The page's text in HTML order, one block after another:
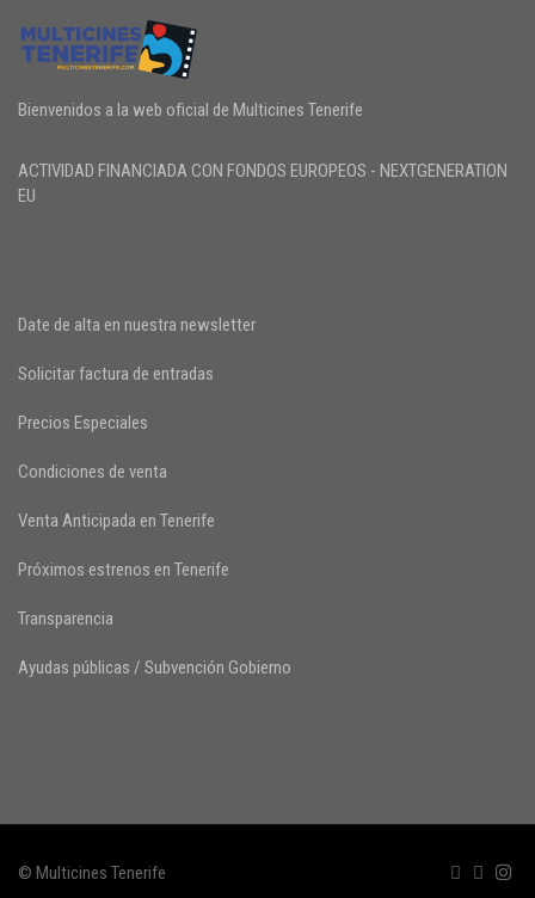
Bienvenidos a la web oficial de Multicines Tenerife
ACTIVIDAD FINANCIADA CON FONDOS EUROPEOS - NEXTGENERATION
EU
Date de alta en nuestra newsletter
Solicitar factura de entradas
Precios Especiales
Condiciones de venta
Venta Anticipada en Tenerife
Próximos estrenos en Tenerife
Transparencia
Ayudas públicas / Subvención Gobierno
© Multicines Tenerife